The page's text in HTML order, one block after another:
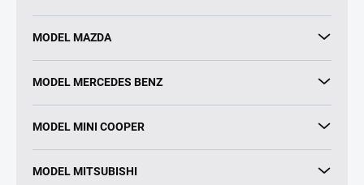
MODEL MAZDA
MODEL MERCEDES BENZ
MODEL MINI COOPER
MODEL MITSUBISHI